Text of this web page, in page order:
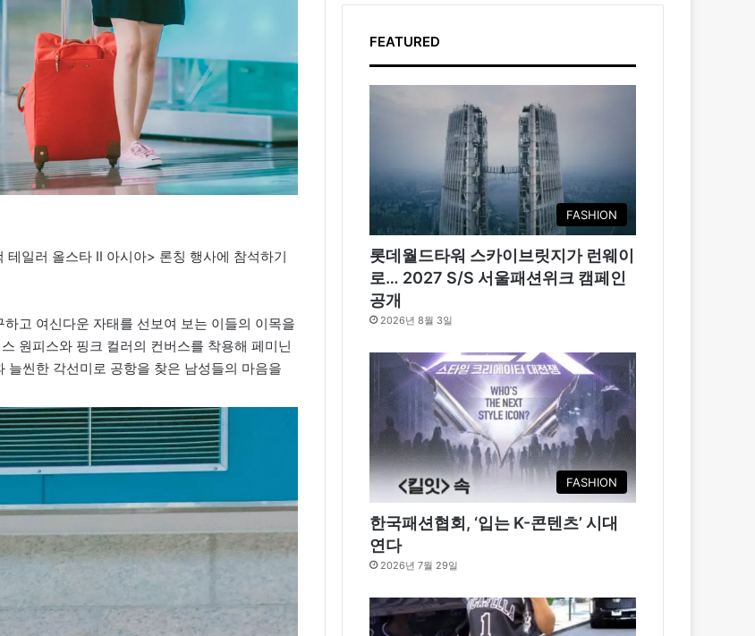
일러 올스타 II 아시아> 론칭 행사에 참석하기
고 여신다운 자태를 선보여 보는 이들의 이목을
원피스와 핑크 컬러의 컨버스를 착용해 페미닌
씬한 각선미로 공항을 찾은 남성들의 마음을
FEATURED
FASHION
롯데월드타워 스카이브릿지가 런웨이
로… 2027 S/S 서울패션위크 캠페인
공개
2026년 8월 3일
FASHION
한국패션협회, ‘입는 K-콘텐츠’ 시대
연다
2026년 7월 29일